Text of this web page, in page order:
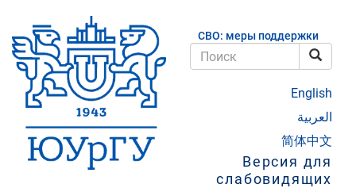
основному
содержанию
СВО: меры поддержки
English
العربية
简体中文
Версия для
слабовидящих